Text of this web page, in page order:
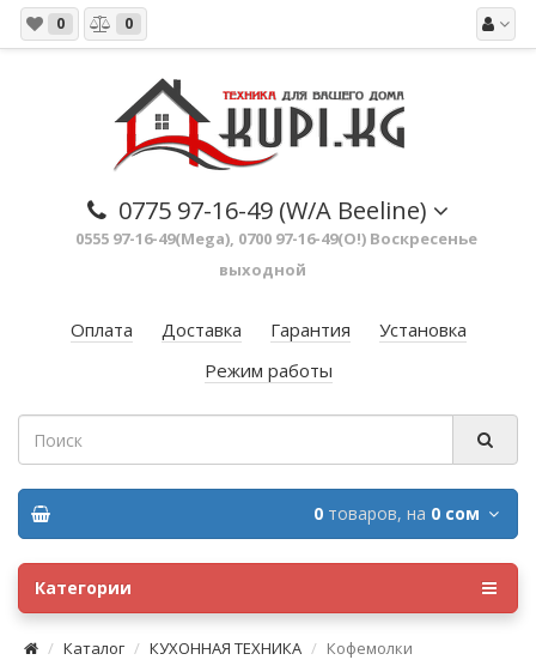
0 0
0775 97-16-49 (W/A Beeline)
0555 97-16-49(Mega), 0700 97-16-49(O!) Воскресенье
выходной
Оплата Доставка Гарантия
Установка
Режим работы
0 товаров, на 0 сом
Категории
Каталог КУХОННАЯ ТЕХНИКА Кофемолки